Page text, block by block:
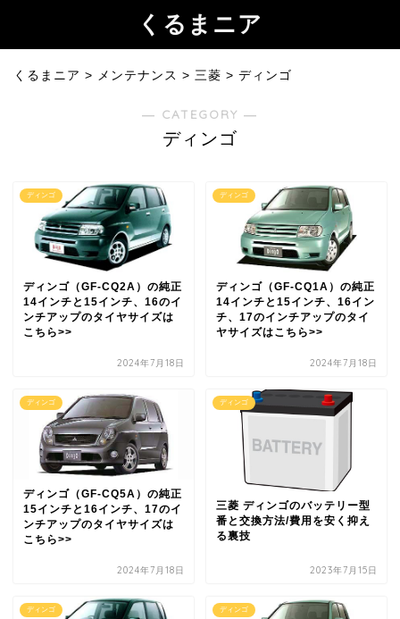
くるまニア
くるまニア > メンテナンス > 三菱 > ディンゴ
― CATEGORY ―
ディンゴ
ディンゴ
ディンゴ（GF-CQ2A）の純正
14インチと15インチ、16のイ
ンチアップのタイヤサイズは
こちら>>
2024年7月18日
ディンゴ
ディンゴ（GF-CQ1A）の純正
14インチと15インチ、16イン
チ、17のインチアップのタイ
ヤサイズはこちら>>
2024年7月18日
ディンゴ
ディンゴ（GF-CQ5A）の純正
15インチと16インチ、17のイ
ンチアップのタイヤサイズは
こちら>>
2024年7月18日
ディンゴ
三菱 ディンゴのバッテリー型
番と交換方法/費用を安く抑え
る裏技
2023年7月15日
ディンゴ ディンゴ